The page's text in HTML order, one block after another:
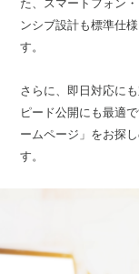
た、スマートフォン
ンシブ設計も標準仕
す。
さらに、即日対応に
ピード公開にも最適
ームページ」をお探
す。